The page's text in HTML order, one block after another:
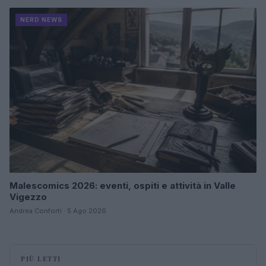
NERD NEWS
Malescomics 2026: eventi, ospiti e attività in Valle
Vigezzo
Andrea Conforti · 5 Ago 2026
PIÙ LETTI